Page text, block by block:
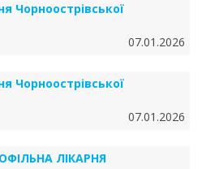
Чорноострівської
07.01.2026
Чорноострівської
07.01.2026
ЛІКАРНЯ